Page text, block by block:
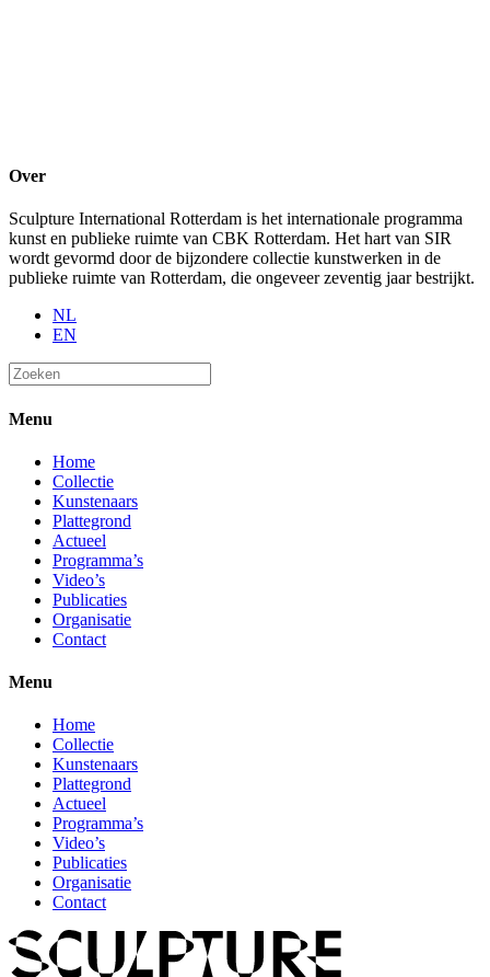
Over
Sculpture International Rotterdam is het internationale programma
kunst en publieke ruimte van CBK Rotterdam. Het hart van SIR
wordt gevormd door de bijzondere collectie kunstwerken in de
publieke ruimte van Rotterdam, die ongeveer zeventig jaar bestrijkt.
NL
EN
Menu
Home
Collectie
Kunstenaars
Plattegrond
Actueel
Programma’s
Video’s
Publicaties
Organisatie
Contact
Menu
Home
Collectie
Kunstenaars
Plattegrond
Actueel
Programma’s
Video’s
Publicaties
Organisatie
Contact